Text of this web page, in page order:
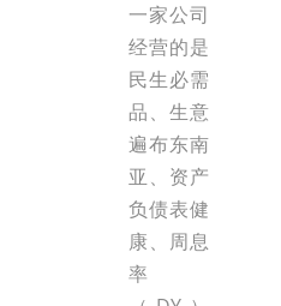
一家公司
经营的是
民生必需
品、生意
遍布东南
亚、资产
负债表健
康、周息
率